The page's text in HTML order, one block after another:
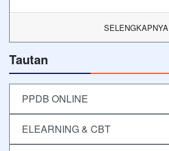
SELENGKAPNYA
Tautan
PPDB ONLINE
ELEARNING & CBT